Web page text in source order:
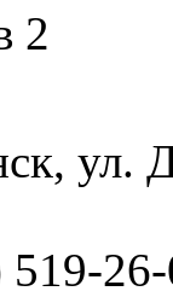
2
ул.
519-